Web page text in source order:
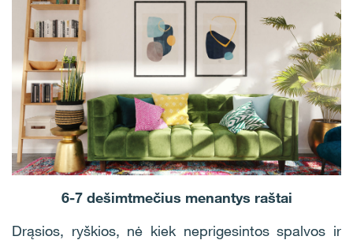
6-7 dešimtmečius menantys raštai
Drąsios, ryškios, nė kiek neprigesintos spalvos ir